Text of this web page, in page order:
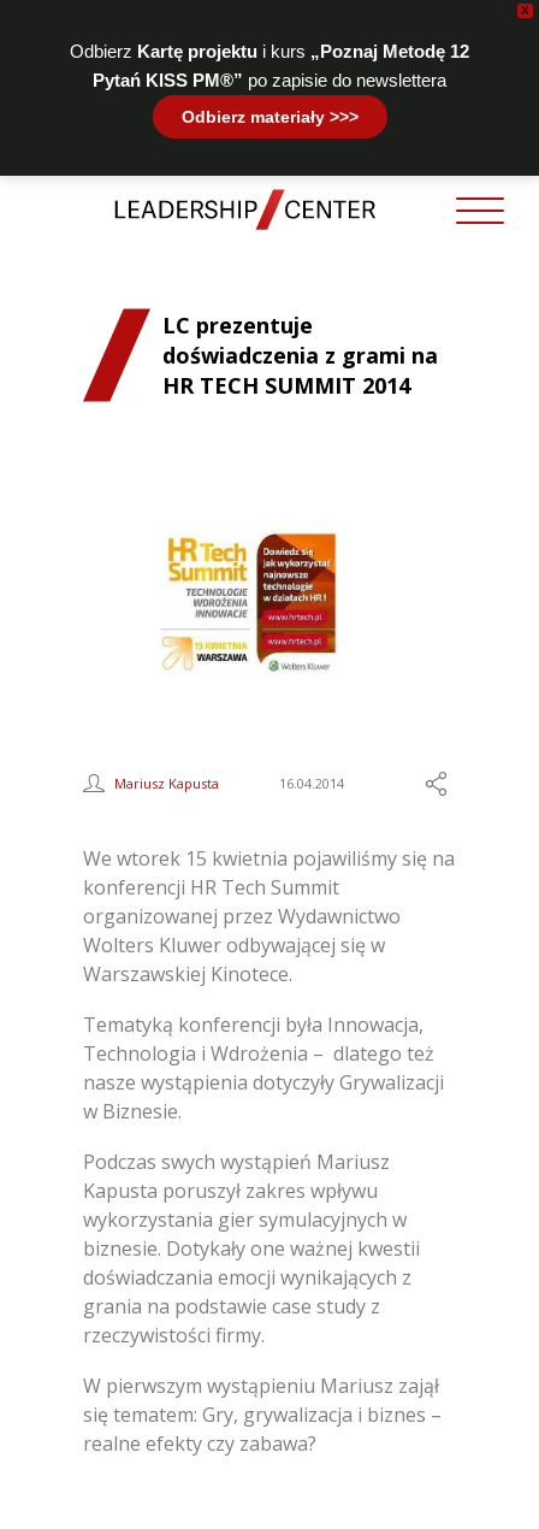
X
Odbierz Kartę projektu i kurs „Poznaj Metodę 12
Pytań KISS PM®” po zapisie do newslettera
Odbierz materiały >>>
LC prezentuje
doświadczenia z grami na
HR TECH SUMMIT 2014
Mariusz Kapusta 16.04.2014
We wtorek 15 kwietnia pojawiliśmy się na
konferencji HR Tech Summit
organizowanej przez Wydawnictwo
Wolters Kluwer odbywającej się w
Warszawskiej Kinotece.
Tematyką konferencji była Innowacja,
Technologia i Wdrożenia – dlatego też
nasze wystąpienia dotyczyły Grywalizacji
w Biznesie.
Podczas swych wystąpień Mariusz
Kapusta poruszył zakres wpływu
wykorzystania gier symulacyjnych w
biznesie. Dotykały one ważnej kwestii
doświadczania emocji wynikających z
grania na podstawie case study z
rzeczywistości firmy.
W pierwszym wystąpieniu Mariusz zajął
się tematem: Gry, grywalizacja i biznes –
realne efekty czy zabawa?